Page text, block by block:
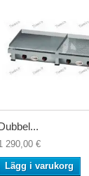
290,00 €
Lägg i varukorg